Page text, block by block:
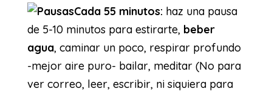
Cada 55 minutos: haz una pausa
de 5-10 minutos para estirarte, beber
agua, caminar un poco, respirar profundo
-mejor aire puro- bailar, meditar (No para
ver correo, leer, escribir, ni siquiera para